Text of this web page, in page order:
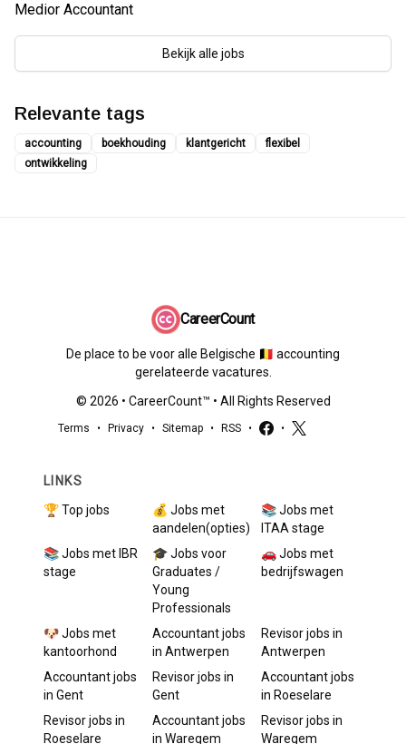
Medior Accountant
Bekijk alle jobs
Relevante tags
accounting boekhouding klantgericht
flexibel
ontwikkeling
CareerCount
De place to be voor alle Belgische 🇧🇪 accounting
gerelateerde vacatures.
© 2026 • CareerCount™ • All Rights Reserved
Terms • Privacy • Sitemap • RSS • •
LINKS
🏆 Top jobs
💰 Jobs met
aandelen(opties)
📚 Jobs met
ITAA stage
📚 Jobs met IBR
stage
🎓 Jobs voor
Graduates /
Young
Professionals
🚗 Jobs met
bedrijfswagen
🐶 Jobs met
kantoorhond
Accountantjobs
in Antwerpen
Revisorjobs in
Antwerpen
Accountantjobs
in Gent
Revisorjobs in
Gent
Accountantjobs
in Roeselare
Revisorjobs in
Roeselare
Accountantjobs
in Waregem
Revisorjobs in
Waregem